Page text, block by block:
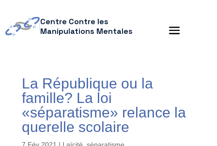
Centre Contre les
Manipulations Mentales
La République ou la
famille? La loi
«séparatisme» relance la
querelle scolaire